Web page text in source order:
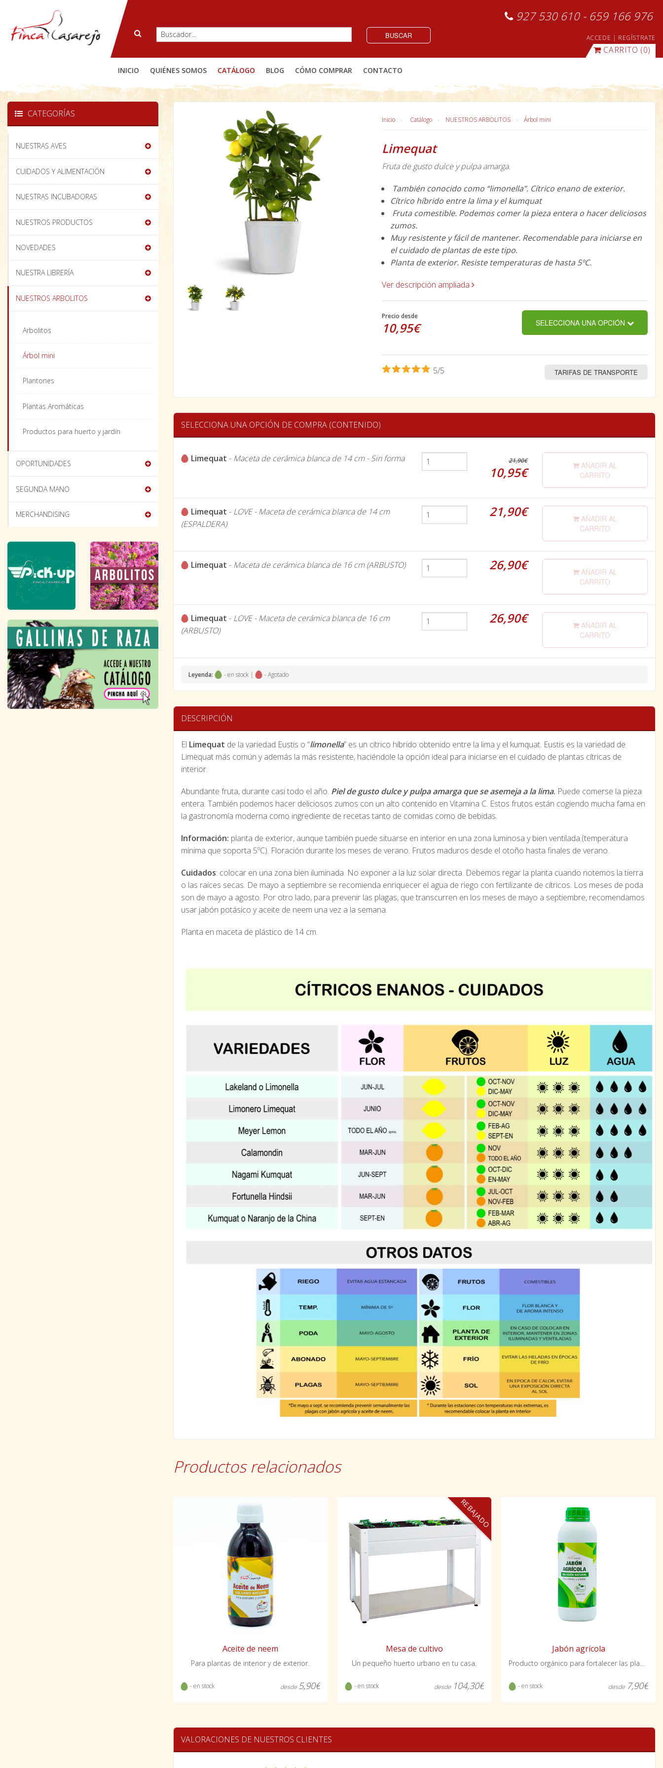
927 530 610 - 659 166 976
BUSCAR ACCEDE | REGÍSTRATE
CARRITO (0)
INICIO QUIÉNES SOMOS CATÁLOGO BLOG CÓMO COMPRAR CONTACTO
Inicio Catálogo NUESTROS ARBOLITOS Árbol mini
Limequat
Fruta de gusto dulce y pulpa amarga.
También conocido como “limonella”. Cítrico enano de exterior.
Cítrico híbrido entre la lima y el kumquat
Fruta comestible. Podemos comer la pieza entera o hacer deliciosos
zumos.
Muy resistente y fácil de mantener. Recomendable para iniciarse en
el cuidado de plantas de este tipo.
Planta de exterior. Resiste temperaturas de hasta 5ºC.
Ver descripción ampliada
Precio desde
10,95€ SELECCIONA UNA OPCIÓN
5/5 TARIFAS DE TRANSPORTE
SELECCIONA UNA OPCIÓN DE COMPRA (CONTENIDO)
Limequat - Maceta de cerámica blanca de 14 cm - Sin forma 21,90€
10,95€
AÑADIR AL
CARRITO
Limequat - LOVE - Maceta de cerámica blanca de 14 cm
(ESPALDERA)
21,90€
AÑADIR AL
CARRITO
Limequat - Maceta de cerámica blanca de 16 cm (ARBUSTO) 26,90€
AÑADIR AL
CARRITO
Limequat - LOVE - Maceta de cerámica blanca de 16 cm
(ARBUSTO)
26,90€
AÑADIR AL
CARRITO
Leyenda: - en stock | - Agotado
DESCRIPCIÓN
El Limequat de la variedad Eustis o “limonella” es un cítrico híbrido obtenido entre la lima y el kumquat. Eustis es la variedad de
Limequat más común y además la más resistente, haciéndole la opción ideal para iniciarse en el cuidado de plantas cítricas de
interior.
Abundante fruta, durante casi todo el año. Piel de gusto dulce y pulpa amarga que se asemeja a la lima. Puede comerse la pieza
entera. También podemos hacer deliciosos zumos con un alto contenido en Vitamina C. Estos frutos están cogiendo mucha fama en
la gastronomía moderna como ingrediente de recetas tanto de comidas como de bebidas.
Información: planta de exterior, aunque también puede situarse en interior en una zona luminosa y bien ventilada.(temperatura
mínima que soporta 5ºC). Floración durante los meses de verano. Frutos maduros desde el otoño hasta finales de verano.
Cuidados: colocar en una zona bien iluminada. No exponer a la luz solar directa. Debemos regar la planta cuando notemos la tierra
o las raíces secas. De mayo a septiembre se recomienda enriquecer el agua de riego con fertilizante de cítricos. Los meses de poda
son de mayo a agosto. Por otro lado, para prevenir las plagas, que transcurren en los meses de mayo a septiembre, recomendamos
usar jabón potásico y aceite de neem una vez a la semana.
Planta en maceta de plástico de 14 cm.
Productos relacionados
Aceite de neem
Para plantas de interior y de exterior.
- en stock desde 5,90€
REBAJADO
Mesa de cultivo
Un pequeño huerto urbano en tu casa.
- en stock desde 104,30€
Jabón agrícola
Producto orgánico para fortalecer las plantas.
- en stock desde 7,90€
VALORACIONES DE NUESTROS CLIENTES
CATEGORÍAS
NUESTRAS AVES
CUIDADOS Y ALIMENTACIÓN
NUESTRAS INCUBADORAS
NUESTROS PRODUCTOS
NOVEDADES
NUESTRA LIBRERÍA
NUESTROS ARBOLITOS
Arbolitos
Árbol mini
Plantones
Plantas Aromáticas
Productos para huerto y jardín
OPORTUNIDADES
SEGUNDA MANO
MERCHANDISING